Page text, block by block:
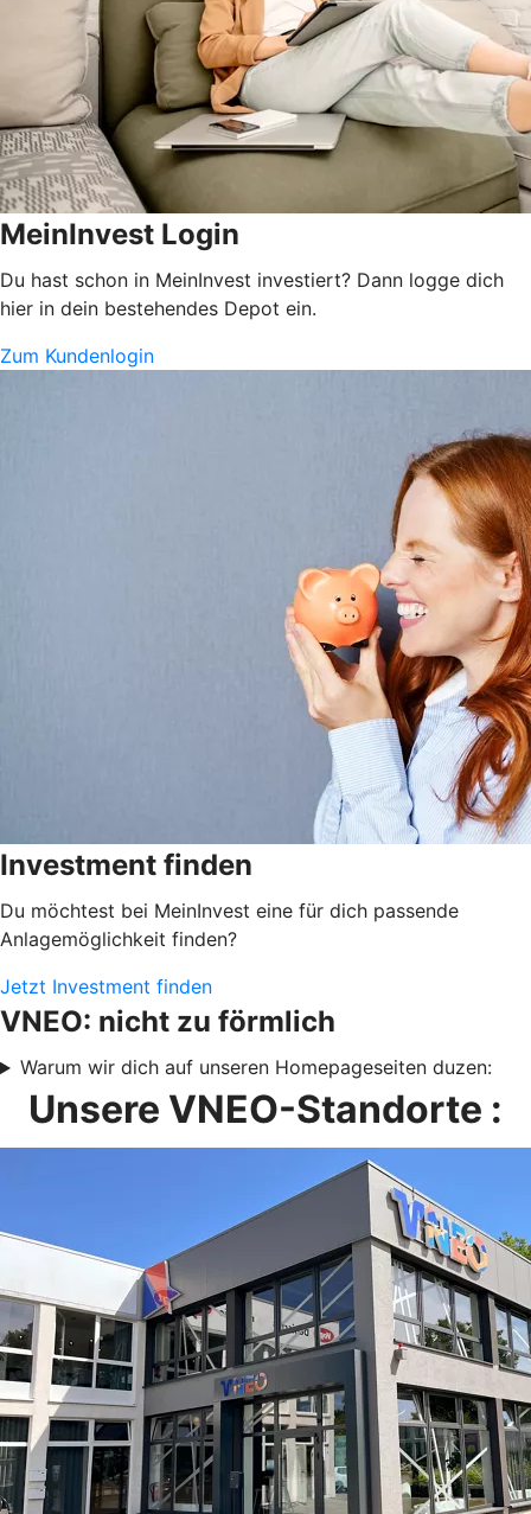
MeinInvest Login
Du hast schon in MeinInvest investiert? Dann logge dich
hier in dein bestehendes Depot ein.
Zum Kundenlogin
Investment finden
Du möchtest bei MeinInvest eine für dich passende
Anlagemöglichkeit finden?
Jetzt Investment finden
VNEO: nicht zu förmlich
Warum wir dich auf unseren Homepageseiten duzen:
Unsere VNEO-Standorte :